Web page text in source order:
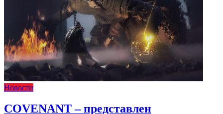
Новости
COVENANT – представлен